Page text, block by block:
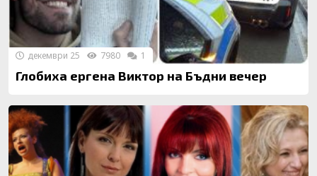
Глобиха ергена Виктор на Бъдни вечер
декември 25 7980 1